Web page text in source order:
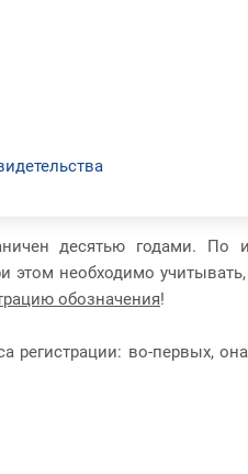
десятью годами. По
этом необходимо
обозначения!
регистрации: во-первых,